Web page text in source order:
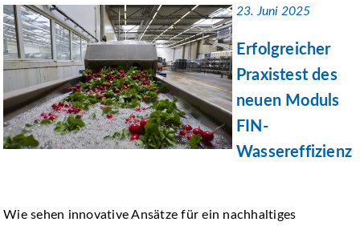
23. Juni 2025
Erfolgreicher
Praxistest des
neuen Moduls
FIN-
Wassereffizienz
Wie sehen innovative Ansätze für ein nachhaltiges